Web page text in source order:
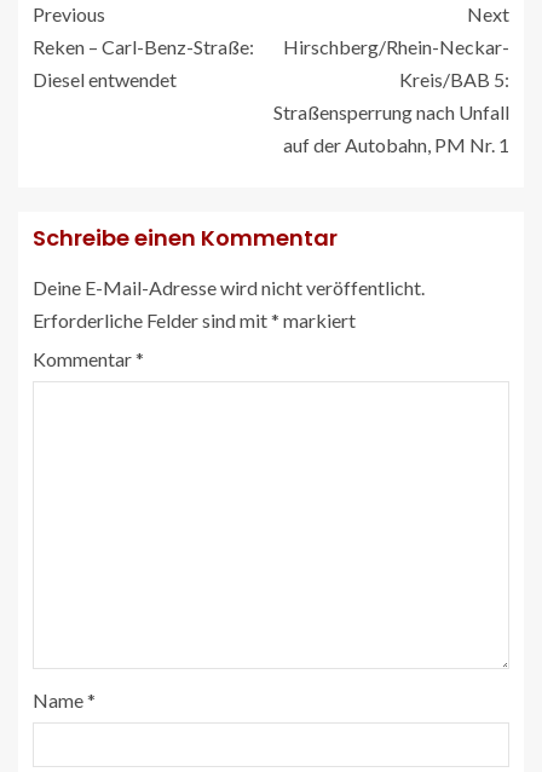
Previous
Reken – Carl-Benz-Straße:
Diesel entwendet
Next
Hirschberg/Rhein-Neckar-
Kreis/BAB 5:
Straßensperrung nach Unfall
auf der Autobahn, PM Nr. 1
Schreibe einen Kommentar
Deine E-Mail-Adresse wird nicht veröffentlicht.
Erforderliche Felder sind mit* markiert
Kommentar*
Name*